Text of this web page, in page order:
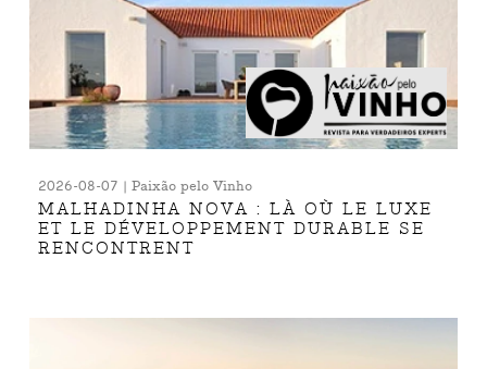
2026-08-07 | Paixão pelo Vinho
MALHADINHA NOVA : LÀ OÙ LE LUXE
ET LE DÉVELOPPEMENT DURABLE SE
RENCONTRENT